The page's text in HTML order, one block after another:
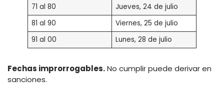
71 al 80
Jueves, 24 de julio
81 al 90
Viernes, 25 de julio
91 al 00
Lunes, 28 de julio
Fechas improrrogables.No cumplir puede derivar en
sanciones.